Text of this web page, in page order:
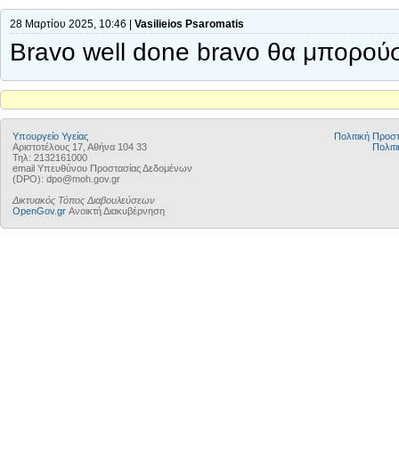
28 Μαρτίου 2025, 10:46 | Vasilieios Psaromatis
Bravo well done bravo θα
Υπουργείο Υγείας
Αριστοτέλους 17, Αθήνα 104 33
Τηλ: 2132161000
email Υπευθύνου Προστασίας Δεδομένων
(DPO): dpo@moh.gov.gr
Δικτυακός Τόπος Διαβουλεύσεων
OpenGov.gr Ανοικτή Διακυβέρνηση
Πολιτική